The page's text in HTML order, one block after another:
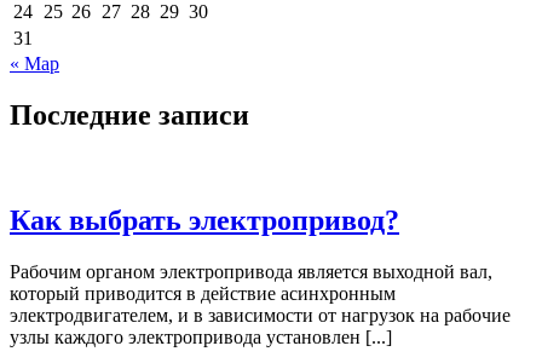
24 25 26 27 28 29 30
31
« Мар
Последние записи
Как выбрать электропривод?
Рабочим органом электропривода является выходной вал,
который приводится в действие асинхронным
электродвигателем, и в зависимости от нагрузок на рабочие
узлы каждого электропривода установлен [...]